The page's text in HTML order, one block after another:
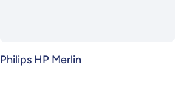
Philips HP Merlin